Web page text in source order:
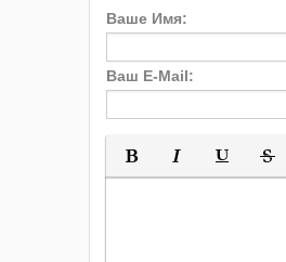
Ваше Имя:
Ваш E-Mail:
Полужирный
Курсив